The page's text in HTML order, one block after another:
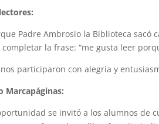
Padre Ambrosio la Biblioteca
completar la frase: “me gusta leer
participaron con alegría y
Marcapáginas:
se invitó a los alumnos de